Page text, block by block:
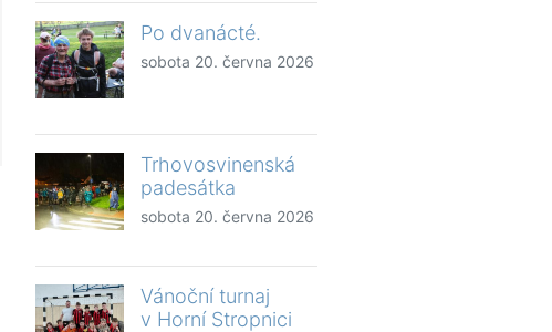
Po dvanácté.
sobota 20. června 2026
Trhovosvinenská
padesátka
sobota 20. června 2026
Vánoční turnaj
v Horní Stropnici